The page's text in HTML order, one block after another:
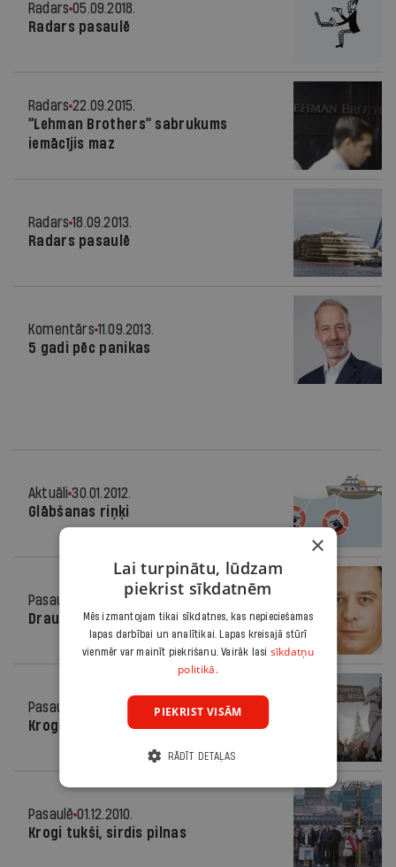
Radars 05.09.2018.
Radars pasaulē
Radars 22.09.2015.
“Lehman Brothers” sabrukums
iemācījis maz
Radars 18.09.2013.
Radars pasaulē
Komentārs 11.09.2013.
5 gadi pēc panikas
Aktuāli 30.01.2012.
Glābšanas riņķi
Pasaulē
24.08.2011.
Draudīgā vara
Pasaulē
Krogi tukši, sirdis pilnas
Pasaulē 01.12.2010.
Krogi tukši, sirdis pilnas
×
Lai turpinātu, lūdzam
piekrist sīkdatnēm
Mēs izmantojam tikai sīkdatnes, kas nepieciešamas
lapas darbībai un analītikai. Lapas kreisajā stūrī
vienmēr var mainīt piekrišanu. Vairāk lasi sīkdatņu
politikā.
PIEKRIST VISĀM
RĀDĪT DETAĻAS